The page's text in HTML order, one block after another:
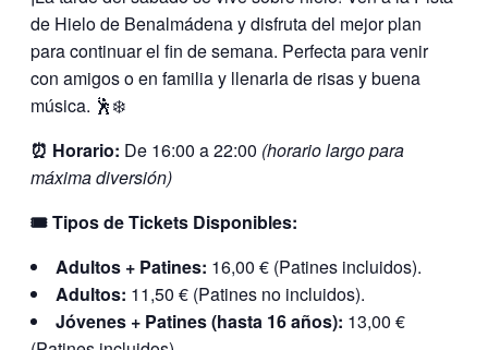
de Hielo de Benalmádena y disfruta del mejor plan
para continuar el fin de semana. Perfecta para venir
con amigos o en familia y llenarla de risas y buena
música. 🕺❄️
⏰ Horario: De 16:00 a 22:00 (horario largo para
máxima diversión)
🎟️ Tipos de Tickets Disponibles:
Adultos + Patines: 16,00 € (Patines incluidos).
Adultos: 11,50 € (Patines no incluidos).
Jóvenes + Patines (hasta 16 años): 13,00 €